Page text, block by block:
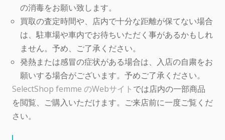
の消毒をお願い致します。
買取の査定時間や、店内で十分な距離が保てない場合
は、駐車場や車内でお待ちいただく事があるかもしれ
ません。予め、ご了承ください。
発熱または感冒の症状がある場合は、入店の自粛をお
願いする場合がございます。予めご了承ください。
SelectShop femme のWebサイト では店内の一部商品
を閲覧、ご購入いただけます。ご来店前に一度ご覧くだ
さい。